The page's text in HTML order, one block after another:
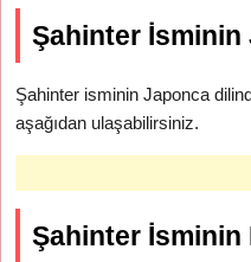
Şahinter İsminin
Şahinter isminin Japonca
aşağıdan ulaşabilirsiniz.
Şahinter İsminin